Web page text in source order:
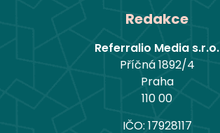
Redakce
Referralio Media s.r.o.
Příčná 1892/4
Praha
110 00
IČO: 17928117